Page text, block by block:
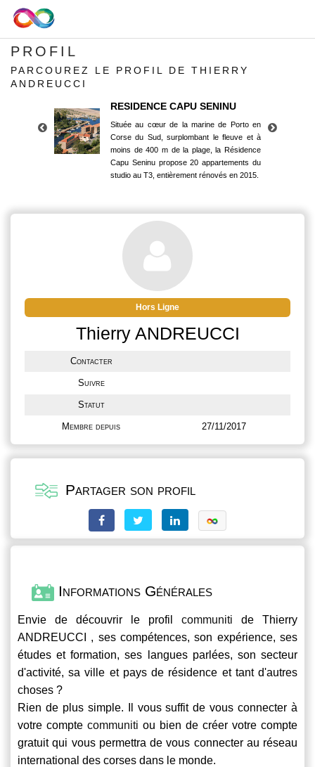
PROFIL
PARCOUREZ LE PROFIL DE THIERRY
ANDREUCCI
RESIDENCE CAPU SENINU
Située au cœur de la marine de Porto en
Corse du Sud, surplombant le fleuve et à
moins de 400 m de la plage, la Résidence
Capu Seninu propose 20 appartements du
studio au T3, entièrement rénovés en 2015.
Corse du Sud, surplombant le fleuve et à
moins de 400 m de la plage, la Résidence
Capu Seninu propose 20 appartements du
studio au T3, entièrement rénovés en 2015.
Hors Ligne
Thierry ANDREUCCI
Contacter
Suivre
Statut
Membre depuis 27/11/2017
Partager son profil
Informations Générales
Envie de découvrir le profil communiti de Thierry
ANDREUCCI , ses compétences, son expérience, ses
études et formation, ses langues parlées, son secteur
d'activité, sa ville et pays de résidence et tant d'autres
choses ?
Rien de plus simple. Il vous suffit de vous connecter à
votre compte communiti ou bien de créer votre compte
gratuit qui vous permettra de vous connecter au réseau
international des corses dans le monde.